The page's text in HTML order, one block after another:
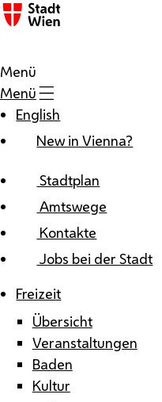
Zum Inhalt
Menü
Menü
English
New in Vienna?
Stadtplan
Amtswege
Kontakte
Jobs bei der Stadt
Freizeit
Übersicht
Veranstaltungen
Baden
Kultur